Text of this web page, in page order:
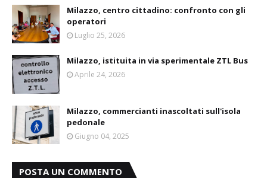
Milazzo, centro cittadino: confronto con gli
operatori
Luglio 25, 2026
Milazzo, istituita in via sperimentale ZTL Bus
Aprile 24, 2026
Milazzo, commercianti inascoltati sull'isola
pedonale
Giugno 04, 2025
POSTA UN COMMENTO